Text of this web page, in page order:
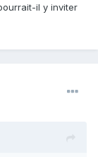
il y inviter